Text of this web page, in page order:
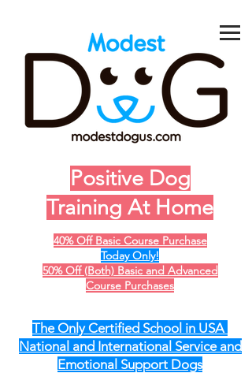
Positive Dog
Training At Home
40% Off Basic Course Purchase
Today Only!
50% Off (Both) Basic and Advanced
Course Purchases
The Only Certified School in USA
National and International Service and
Emotional Support Dogs